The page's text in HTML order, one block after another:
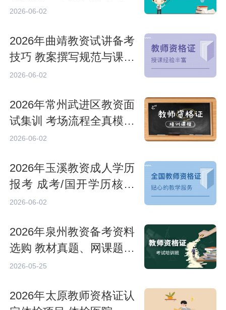
材料归档
2026-06-02
2026年曲靖教资试讲备考
技巧 教案撰写规范与课堂
临场应变
2026-06-02
2026年常州武进区教资面
试集训 考场流程全真模拟
演练
2026-06-02
2026年玉溪教资成人学历
报考 成考/国开学历核验
相关要求
2026-06-02
2026年泉州教资备考资料
选购 教材真题、网课题库
挑选指南
2026-05-25
2026年太原教师资格证认